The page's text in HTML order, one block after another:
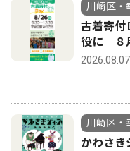
川崎区・
古着寄
役に ８
2026.08.07
川崎区・
かわさ